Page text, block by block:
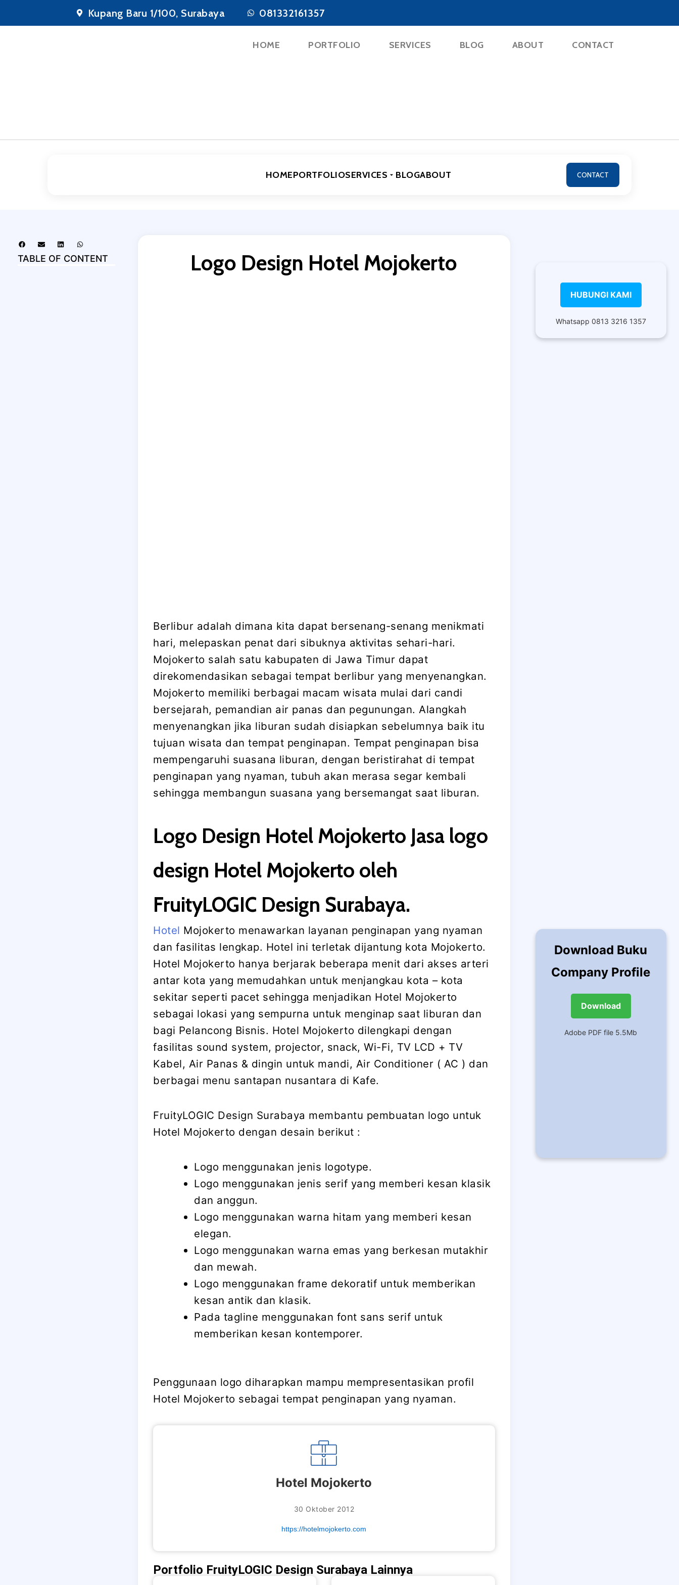
Kupang Baru 1/100, Surabaya 081332161357
HOME PORTFOLIO SERVICES BLOG ABOUT CONTACT
HOMEPORTFOLIOSERVICES BLOGABOUT CONTACT
TABLE OF CONTENT Logo Design Hotel Mojokerto
Berlibur adalah dimana kita dapat bersenang-senang menikmati
hari, melepaskan penat dari sibuknya aktivitas sehari-hari.
Mojokerto salah satu kabupaten di Jawa Timur dapat
direkomendasikan sebagai tempat berlibur yang menyenangkan.
Mojokerto memiliki berbagai macam wisata mulai dari candi
bersejarah, pemandian air panas dan pegunungan. Alangkah
menyenangkan jika liburan sudah disiapkan sebelumnya baik itu
tujuan wisata dan tempat penginapan. Tempat penginapan bisa
mempengaruhi suasana liburan, dengan beristirahat di tempat
penginapan yang nyaman, tubuh akan merasa segar kembali
sehingga membangun suasana yang bersemangat saat liburan.
Logo Design Hotel Mojokerto Jasa logo
design Hotel Mojokerto oleh
FruityLOGIC Design Surabaya.
Hotel Mojokerto menawarkan layanan penginapan yang nyaman
dan fasilitas lengkap. Hotel ini terletak dijantung kota Mojokerto.
Hotel Mojokerto hanya berjarak beberapa menit dari akses arteri
antar kota yang memudahkan untuk menjangkau kota – kota
sekitar seperti pacet sehingga menjadikan Hotel Mojokerto
sebagai lokasi yang sempurna untuk menginap saat liburan dan
bagi Pelancong Bisnis. Hotel Mojokerto dilengkapi dengan
fasilitas sound system, projector, snack, Wi-Fi, TV LCD + TV
Kabel, Air Panas & dingin untuk mandi, Air Conditioner ( AC ) dan
berbagai menu santapan nusantara di Kafe.
FruityLOGIC Design Surabaya membantu pembuatan logo untuk
Hotel Mojokerto dengan desain berikut :
Logo menggunakan jenis logotype.
Logo menggunakan jenis serif yang memberi kesan klasik
dan anggun.
Logo menggunakan warna hitam yang memberi kesan
elegan.
Logo menggunakan warna emas yang berkesan mutakhir
dan mewah.
Logo menggunakan frame dekoratif untuk memberikan
kesan antik dan klasik.
Pada tagline menggunakan font sans serif untuk
memberikan kesan kontemporer.
Penggunaan logo diharapkan mampu mempresentasikan profil
Hotel Mojokerto sebagai tempat penginapan yang nyaman.
Hotel Mojokerto
30 Oktober 2012
https://hotelmojokerto.com
Portfolio FruityLOGIC Design Surabaya Lainnya
HUBUNGI KAMI
Whatsapp 0813 3216 1357
Download Buku
Company Profile
Download
Adobe PDF file 5.5Mb